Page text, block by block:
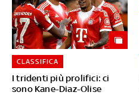
I tridenti più prolifici: ci
sono Kane-Diaz-Olise
CLASSIFICA